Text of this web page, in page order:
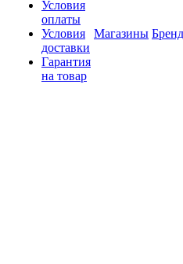
Условия
оплаты
Условия
доставки
Гарантия
на товар
Магазины